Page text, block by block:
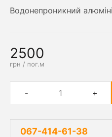
Водонепроникний
2500
грн / пог.м
- +
067-414-61-38